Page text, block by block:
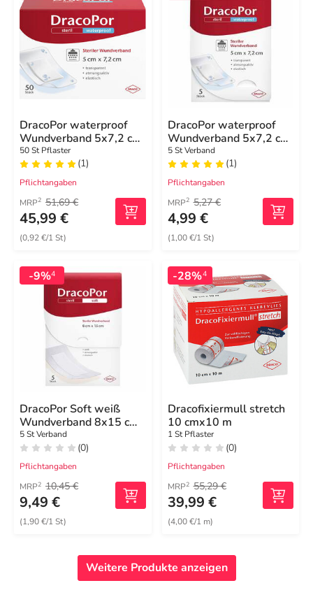
DracoPor waterproof
Wundverband 5x7,2 cm
steril
50 St Pflaster
(1)
Pflichtangaben
MRP2 51,69 €
45,99 €
(0,92 €/1 St)
DracoPor waterproof
Wundverband 5x7,2 cm
steril
5 St Verband
(1)
Pflichtangaben
MRP2 5,27 €
4,99 €
(1,00 €/1 St)
-9%4
DracoPor Soft weiß
Wundverband 8x15 cm
steril
5 St Verband
(0)
Pflichtangaben
MRP2 10,45 €
9,49 €
(1,90 €/1 St)
-28%4
Dracofixiermull stretch
10 cmx10 m
1 St Pflaster
(0)
Pflichtangaben
MRP2 55,29 €
39,99 €
(4,00 €/1 m)
Weitere Produkte anzeigen